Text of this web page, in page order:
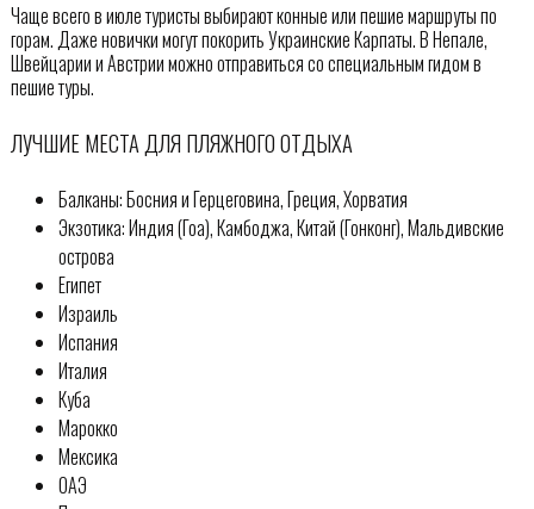
Чаще всего в июле туристы выбирают конные или пешие маршруты по
горам. Даже новички могут покорить Украинские Карпаты. В Непале,
Швейцарии и Австрии можно отправиться со специальным гидом в
пешие туры.
ЛУЧШИЕ МЕСТА ДЛЯ ПЛЯЖНОГО ОТДЫХА
Балканы: Босния и Герцеговина, Греция, Хорватия
Экзотика: Индия (Гоа), Камбоджа, Китай (Гонконг), Мальдивские
острова
Египет
Израиль
Испания
Италия
Куба
Марокко
Мексика
ОАЭ